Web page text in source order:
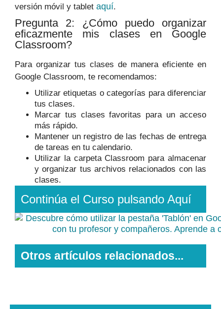
versión móvil y tablet aquí.
Pregunta 2: ¿Cómo puedo organizar
eficazmente mis clases en Google
Classroom?
Para organizar tus clases de manera eficiente en
Google Classroom, te recomendamos:
Utilizar etiquetas o categorías para diferenciar
tus clases.
Marcar tus clases favoritas para un acceso
más rápido.
Mantener un registro de las fechas de entrega
de tareas en tu calendario.
Utilizar la carpeta Classroom para almacenar
y organizar tus archivos relacionados con las
clases.
Continúa el Curso pulsando Aquí
Otros artículos relacionados...